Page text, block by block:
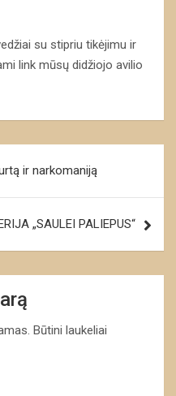
su stipriu tikėjimu ir
link mūsų didžiojo avilio
ir narkomaniją
„SAULEI PALIEPUS“
Būtini laukeliai